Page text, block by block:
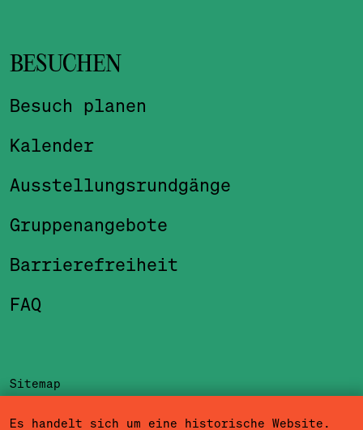
BESUCHEN
Besuch planen
Kalender
Ausstellungsrundgänge
Gruppenangebote
Barrierefreiheit
FAQ
Sitemap
Es handelt sich um eine historische Website.